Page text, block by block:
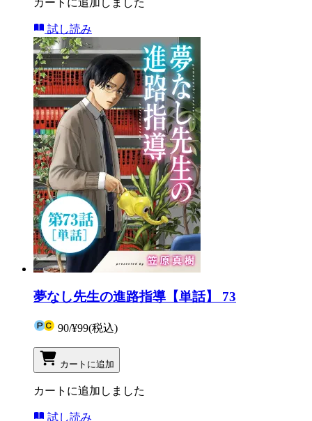
試し読み
夢なし先生の進路指導【単話】 73
90/¥99(税込)
カートに追加
カートに追加しました
試し読み